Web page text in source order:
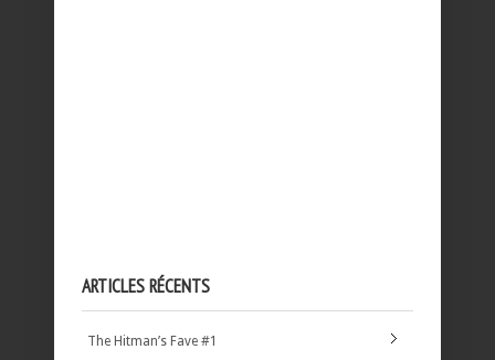
ARTICLES RÉCENTS
The Hitman’s Fave #1